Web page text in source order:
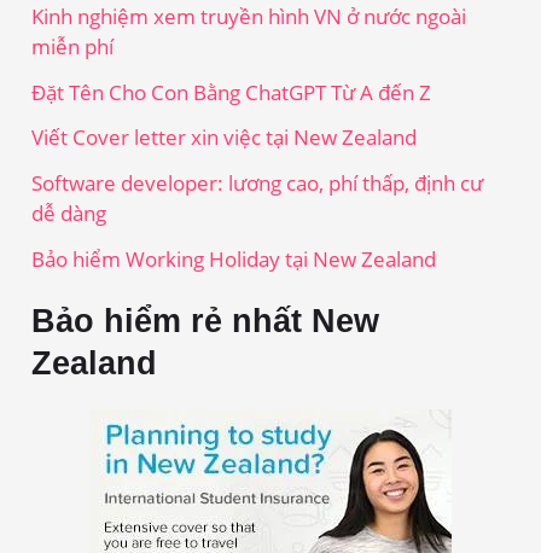
Kinh nghiệm xem truyền hình VN ở nước ngoài
miễn phí
Đặt Tên Cho Con Bằng ChatGPT Từ A đến Z
Viết Cover letter xin việc tại New Zealand
Software developer: lương cao, phí thấp, định cư
dễ dàng
Bảo hiểm Working Holiday tại New Zealand
Bảo hiểm rẻ nhất New
Zealand